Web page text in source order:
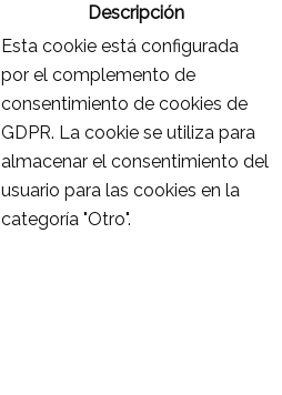
Descripción
Esta cookie está configurada
por el complemento de
consentimiento de cookies de
GDPR. La cookie se utiliza para
almacenar el consentimiento del
usuario para las cookies en la
categoría "Otro".